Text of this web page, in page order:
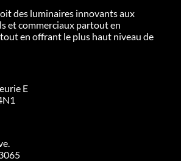
des luminaires innovants aux
et commerciaux partout en
en offrant le plus haut niveau de
E